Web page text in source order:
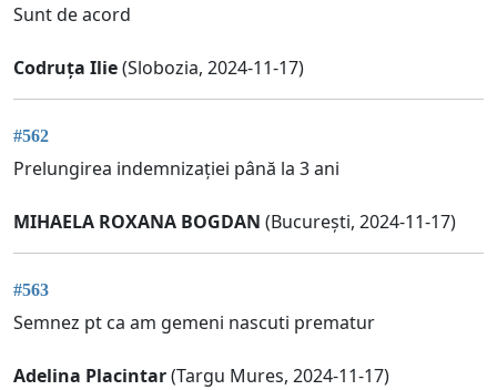
Sunt de acord
Codruța Ilie(Slobozia, 2024-11-17)
#562
Prelungirea indemnizației până la 3 ani
MIHAELA ROXANA BOGDAN (București, 2024-11-17)
#563
Semnez pt ca am gemeni nascuti prematur
Adelina Placintar(Targu Mures, 2024-11-17)